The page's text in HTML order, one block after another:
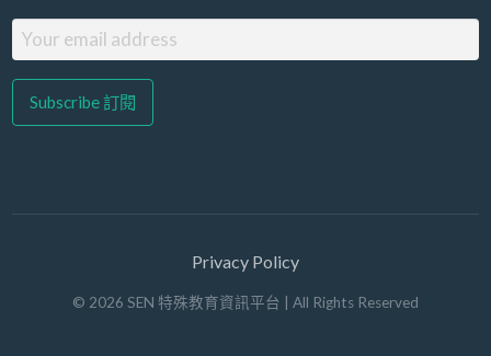
Privacy Policy
© 2026 SEN 特殊教育資訊平台 | All Rights Reserved